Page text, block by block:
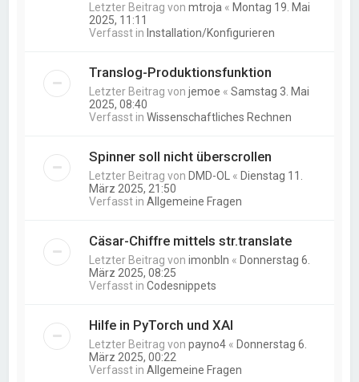
Letzter Beitrag vonmtroja « Montag 19. Mai
2025, 11:11
Verfasst in Installation/Konfigurieren
Translog-Produktionsfunktion
Letzter Beitrag vonjemoe «Samstag 3. Mai
2025, 08:40
Verfasst inWissenschaftliches Rechnen
Spinner soll nicht überscrollen
Letzter Beitrag von DMD-OL « Dienstag 11.
März 2025, 21:50
Verfasst inAllgemeine Fragen
Cäsar-Chiffre mittels str.translate
Letzter Beitrag vonimonbln « Donnerstag 6.
März 2025, 08:25
Verfasst inCodesnippets
Hilfe in PyTorch und XAI
Letzter Beitrag vonpayno4 « Donnerstag 6.
März 2025, 00:22
Verfasst inAllgemeine Fragen